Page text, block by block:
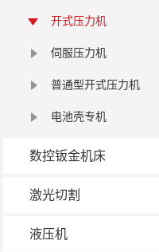
开式压力机
伺服压力机
普通型开式压力机
电池壳专机
数控钣金机床
激光切割
液压机